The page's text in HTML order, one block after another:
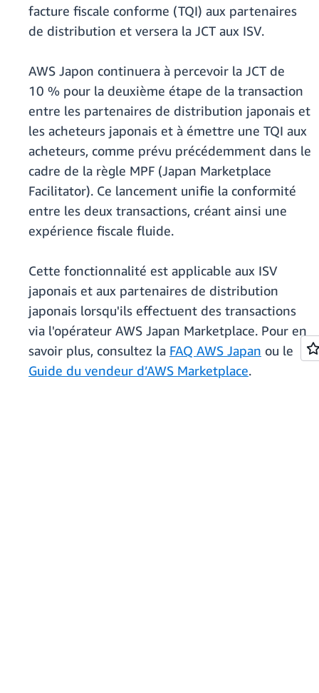
facture fiscale conforme (TQI) aux partenaires
de distribution et versera la JCT aux ISV.
AWS Japon continuera à percevoir la JCT de
10 % pour la deuxième étape de la transaction
entre les partenaires de distribution japonais et
les acheteurs japonais et à émettre une TQI aux
acheteurs, comme prévu précédemment dans le
cadre de la règle MPF (Japan Marketplace
Facilitator). Ce lancement unifie la conformité
entre les deux transactions, créant ainsi une
expérience fiscale fluide.
Cette fonctionnalité est applicable aux ISV
japonais et aux partenaires de distribution
japonais lorsqu'ils effectuent des transactions
via l'opérateur AWS Japan Marketplace. Pour en
savoir plus, consultez la FAQ AWS Japan ou le
Guide du vendeur d’AWS Marketplace.